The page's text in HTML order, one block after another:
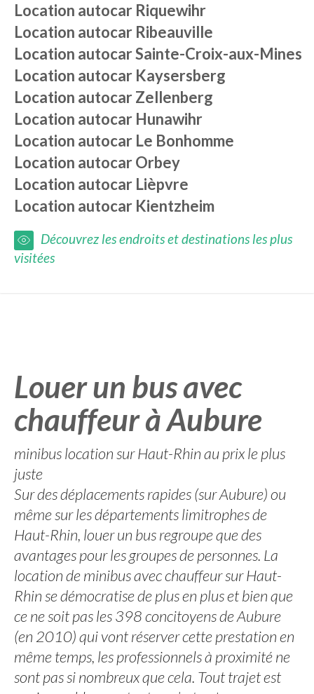
Location autocar Riquewihr
Location autocar Ribeauville
Location autocarSainte-Croix-aux-Mines
Location autocar Kaysersberg
Location autocarZellenberg
Location autocar Hunawihr
Location autocar Le Bonhomme
Location autocarOrbey
Location autocar Lièpvre
Location autocar Kientzheim
Découvrez les endroits et destinations les plus
visitées
Louer un bus avec
chauffeur à Aubure
minibus location sur Haut-Rhin au prix le plus
juste
Sur des déplacements rapides (sur Aubure) ou
même sur les départements limitrophes de
Haut-Rhin, louer un bus regroupe que des
avantages pour les groupes de personnes. La
location de minibus avec chauffeur sur Haut-
Rhin se démocratise de plus en plus et bien que
ce ne soit pas les 398 concitoyens de Aubure
(en 2010) qui vont réserver cette prestation en
même temps, les professionnels à proximité ne
sont pas si nombreux que cela. Tout trajet est